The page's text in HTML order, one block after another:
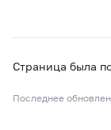
Страница была
Последнее